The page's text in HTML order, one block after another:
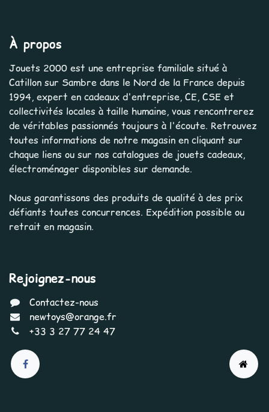
À propos
Jouets 2000 est une entreprise familiale situé à
Catillon sur Sambre dans le Nord de la France depuis
1994, expert en cadeaux d'entreprise, CE, CSE et
collectivités locales à taille humaine, vous rencontrerez
de véritables passionnés toujours à l'écoute. Retrouvez
toutes informations de notre magasin en cliquant sur
chaque liens ou sur nos catalogues de jouets cadeaux,
électroménager disponibles sur demande.
Nous garantissons des produits de qualité à des prix
défiants toutes concurrences. Expédition possible ou
retrait en magasin.
Rejoignez-nous
Contactez-nous
newtoys@orange.fr
+33 3 27 77 24 47